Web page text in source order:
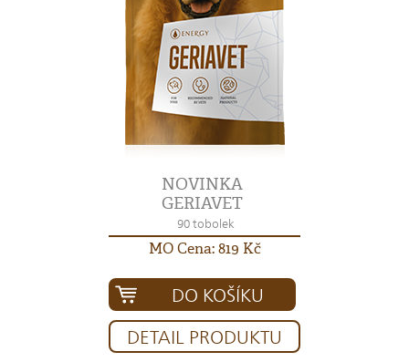
NOVINKA
GERIAVET
90 tobolek
MO Cena: 819 Kč
DO KOŠÍKU
DETAIL PRODUKTU